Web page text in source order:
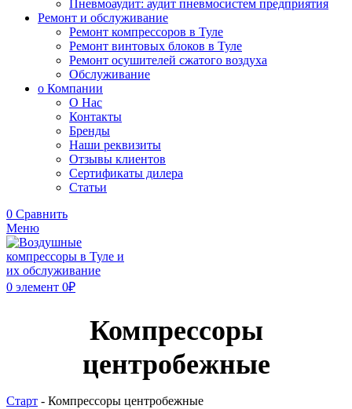
Пневмоаудит: аудит пневмосистем предприятия
Ремонт и обслуживание
Ремонт компрессоров в Туле
Ремонт винтовых блоков в Туле
Ремонт осушителей сжатого воздуха
Обслуживание
о Компании
О Нас
Контакты
Бренды
Наши реквизиты
Отзывы клиентов
Сертификаты дилера
Статьи
0 Сравнить
Меню
0 элемент 0₽
Компрессоры
центробежные
Старт - Компрессоры центробежные